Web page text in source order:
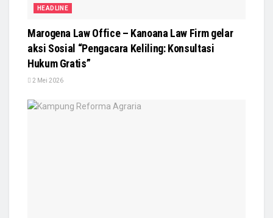
HEADLINE
Marogena Law Office – Kanoana Law Firm gelar
aksi Sosial “Pengacara Keliling: Konsultasi
Hukum Gratis”
2 Mei 2026